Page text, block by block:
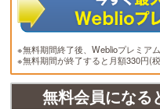
※無料期間終了後、Weblioプレミア
※無料期間が終了すると月額330円(
無料会員になる